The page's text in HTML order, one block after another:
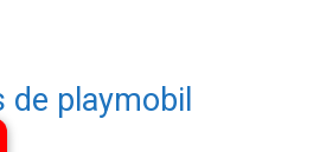
playmobil